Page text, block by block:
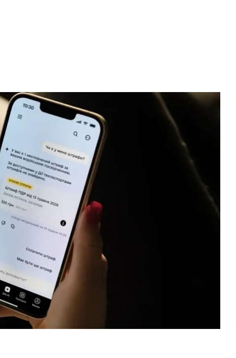
«Дія.AI»
трансформації
про розширення партнерства з Google, щоб
міністра цифрової трансформації України
агент штучного інтелекту
тестування.
до Agentic State — Мінцифри хоче, аби «Дія» була
ШІ-агентів, які проактивно виконуватимуть